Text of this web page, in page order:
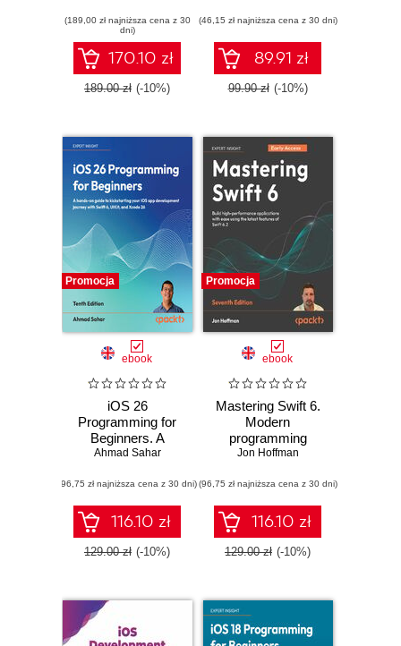
(189,00 zł najniższa cena z 30
dni)
170.10 zł
189.00 zł (-10%)
(46,15 zł najniższa cena z 30 dni)
89.91 zł
99.90 zł (-10%)
Promocja
ebook
iOS 26
Programming for
Beginners. A
hands-on guide to
iOS app
development
journey with Swift
6, UIKit, and Xcode
26 - Tenth Edition
Ahmad Sahar
(96,75 zł najniższa cena z 30 dni)
116.10 zł
129.00 zł (-10%)
Promocja
ebook
Mastering Swift 6.
Modern
programming
techniques for
apps in Swift 6.2 -
Seventh Edition
Jon Hoffman
(96,75 zł najniższa cena z 30 dni)
116.10 zł
129.00 zł (-10%)